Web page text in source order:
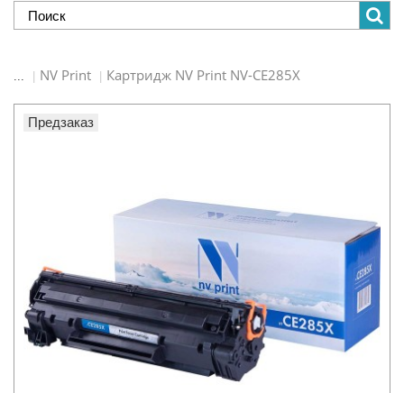
... NV Print Картридж NV Print NV-CE285X
Предзаказ